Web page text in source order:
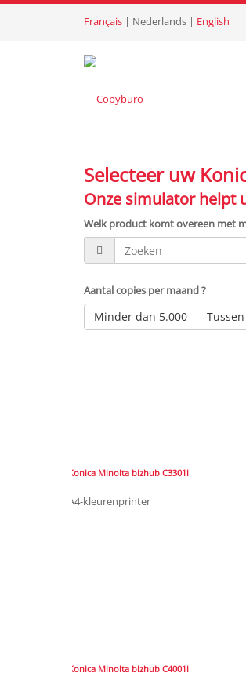
Français | Nederlands | English
Selecteer uw
Onze simulator helpt
Welk product komt overeen met
Aantal copies per maand ?
Minder dan 5.000
Konica Minolta bizhub C3301i
A4-kleurenprinter
Konica Minolta bizhub C4001i